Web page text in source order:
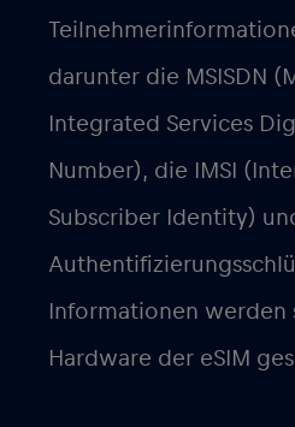
darunter die MSISDN
Integrated Services
Number), die IMSI
Subscriber Identity)
Informationen werden
Hardware der eSIM